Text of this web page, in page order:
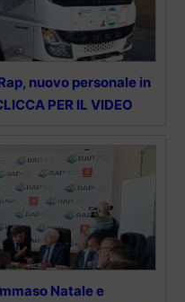
nuovo personale in
PER IL VIDEO
Natale e